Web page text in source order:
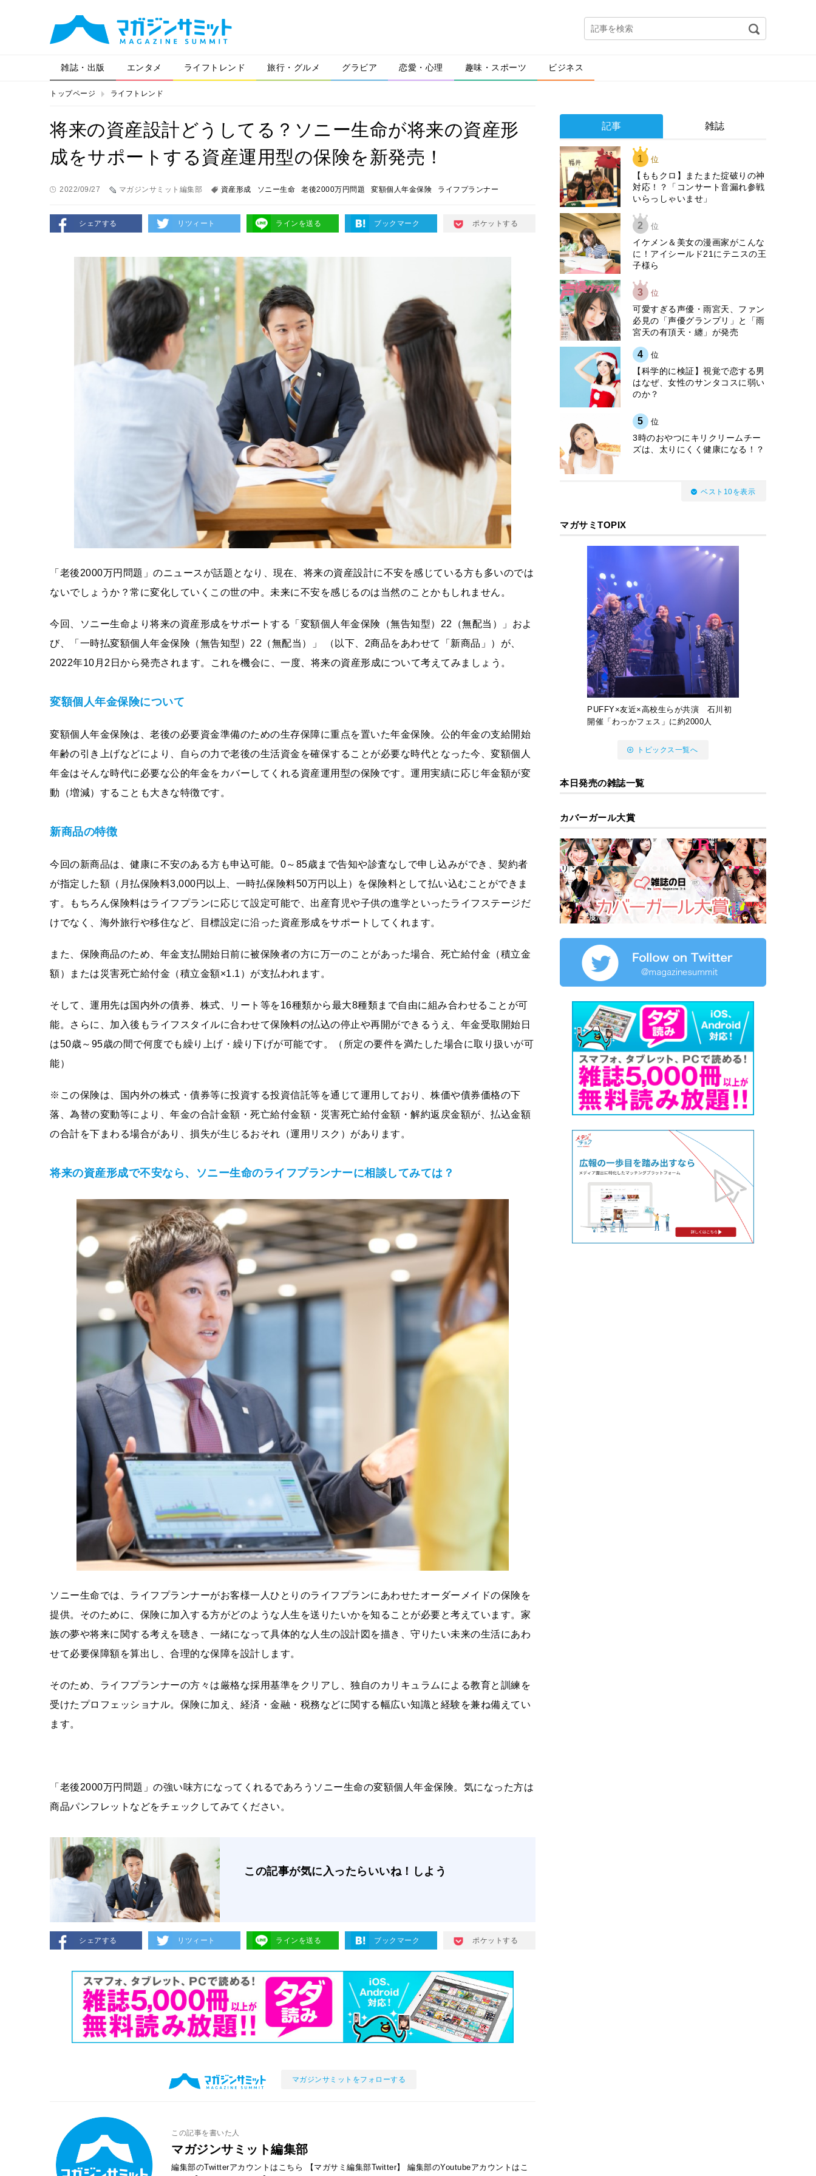
雑誌・出版 エンタメ ライフトレンド 旅行・グルメ グラビア 恋愛・心理 趣味・スポーツ ビジネス
トップページ ライフトレンド
将来の資産設計どうしてる？ソニー生命が将来の資産形
成をサポートする資産運用型の保険を新発売！
2022/09/27 マガジンサミット編集部 資産形成 ソニー生命 老後2000万円問題 変額個人年金保険 ライフプランナー
シェアする リツィート ラインを送る ブックマーク ポケットする
「老後2000万円問題」のニュースが話題となり、現在、将来の資産設計に不安を感じている方も多いのでは
ないでしょうか？常に変化していくこの世の中。未来に不安を感じるのは当然のことかもしれません。
今回、ソニー生命より将来の資産形成をサポートする「変額個人年金保険（無告知型）22（無配当）」およ
び、「一時払変額個人年金保険（無告知型）22（無配当）」 （以下、2商品をあわせて「新商品」）が、
2022年10月2日から発売されます。これを機会に、一度、将来の資産形成について考えてみましょう。
変額個人年金保険について
変額個人年金保険は、老後の必要資金準備のための生存保障に重点を置いた年金保険。公的年金の支給開始
年齢の引き上げなどにより、自らの力で老後の生活資金を確保することが必要な時代となった今、変額個人
年金はそんな時代に必要な公的年金をカバーしてくれる資産運用型の保険です。運用実績に応じ年金額が変
動（増減）することも大きな特徴です。
新商品の特徴
今回の新商品は、健康に不安のある方も申込可能。0～85歳まで告知や診査なしで申し込みができ、契約者
が指定した額（月払保険料3,000円以上、一時払保険料50万円以上）を保険料として払い込むことができま
す。もちろん保険料はライフプランに応じて設定可能で、出産育児や子供の進学といったライフステージだ
けでなく、海外旅行や移住など、目標設定に沿った資産形成をサポートしてくれます。
また、保険商品のため、年金支払開始日前に被保険者の方に万一のことがあった場合、死亡給付金（積立金
額）または災害死亡給付金（積立金額×1.1）が支払われます。
そして、運用先は国内外の債券、株式、リート等を16種類から最大8種類まで自由に組み合わせることが可
能。さらに、加入後もライフスタイルに合わせて保険料の払込の停止や再開ができるうえ、年金受取開始日
は50歳～95歳の間で何度でも繰り上げ・繰り下げが可能です。（所定の要件を満たした場合に取り扱いが可
能）
※この保険は、国内外の株式・債券等に投資する投資信託等を通じて運用しており、株価や債券価格の下
落、為替の変動等により、年金の合計金額・死亡給付金額・災害死亡給付金額・解約返戻金額が、払込金額
の合計を下まわる場合があり、損失が生じるおそれ（運用リスク）があります。
将来の資産形成で不安なら、ソニー生命のライフプランナーに相談してみては？
ソニー生命では、ライフプランナーがお客様一人ひとりのライフプランにあわせたオーダーメイドの保険を
提供。そのために、保険に加入する方がどのような人生を送りたいかを知ることが必要と考えています。家
族の夢や将来に関する考えを聴き、一緒になって具体的な人生の設計図を描き、守りたい未来の生活にあわ
せて必要保障額を算出し、合理的な保障を設計します。
そのため、ライフプランナーの方々は厳格な採用基準をクリアし、独自のカリキュラムによる教育と訓練を
受けたプロフェッショナル。保険に加え、経済・金融・税務などに関する幅広い知識と経験を兼ね備えてい
ます。
「老後2000万円問題」の強い味方になってくれるであろうソニー生命の変額個人年金保険。気になった方は
商品パンフレットなどをチェックしてみてください。
この記事が気に入ったらいいね！しよう
シェアする リツィート ラインを送る ブックマーク ポケットする
マガジンサミットをフォローする
この記事を書いた人
マガジンサミット編集部
編集部のTwitterアカウントはこちら 【マガサミ編集部Twitter】
編集部のYoutubeアカウントはこ
記事 雑誌
1 位
【ももクロ】またまた掟破りの神
対応！？「コンサート音漏れ参戦
いらっしゃいませ」
2 位
イケメン＆美女の漫画家がこんな
に！アイシールド21にテニスの王
子様ら
3 位
可愛すぎる声優・雨宮天、ファン
必見の「声優グランプリ」と「雨
宮天の有頂天・纏」が発売
4 位
【科学的に検証】視覚で恋する男
はなぜ、女性のサンタコスに弱い
のか？
5 位
3時のおやつにキリクリームチー
ズは、太りにくく健康になる！？
ベスト10を表示
マガサミTOPIX
PUFFY×友近×高校生らが共演 石川初
開催「わっかフェス」に約2000人
トピックス一覧へ
本日発売の雑誌一覧
カバーガール大賞